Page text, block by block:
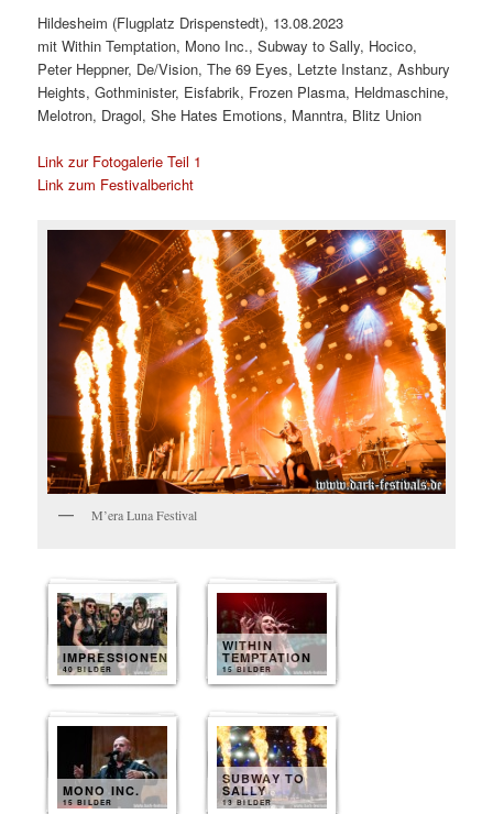
Hildesheim (Flugplatz Drispenstedt), 13.08.2023
mit Within Temptation, Mono Inc., Subway to Sally, Hocico,
Peter Heppner, De/Vision, The 69 Eyes, Letzte Instanz, Ashbury
Heights, Gothminister, Eisfabrik, Frozen Plasma, Heldmaschine,
Melotron, Dragol, She Hates Emotions, Manntra, Blitz Union
Link zur Fotogalerie Teil 1
Link zum Festivalbericht
M’era Luna Festival
IMPRESSIONEN
40 BILDER
WITHIN
TEMPTATION
15 BILDER
MONO INC.
15 BILDER
SUBWAY TO
SALLY
13 BILDER